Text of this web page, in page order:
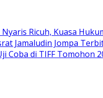
Ricuh, Kuasa
Jamaludin Jompa
Coba di TIFF Tomohon